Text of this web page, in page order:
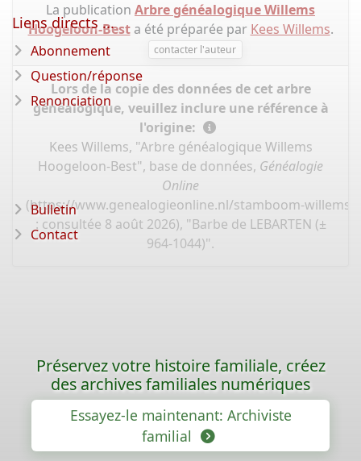
La publication Arbre généalogique Willems
Hoogeloon-Besta été préparée par Kees Willems.
contacter l'auteur
Lors de la copie des données de cet arbre
généalogique, veuillez inclure une référence à
l'origine:
Kees Willems, "Arbre généalogique Willems
Hoogeloon-Best", base de données, Généalogie
Online
(https://www.genealogieonline.nl/stamboom-willems-
: consultée 8 août 2026), "Barbe de LEBARTEN (±
964-1044)".
Liens directs ...
Abonnement
Question/réponse
Renonciation
Bulletin
Contact
Préservez votre histoire familiale, créez
des archives familiales numériques
Essayez-le maintenant: Archiviste
familial